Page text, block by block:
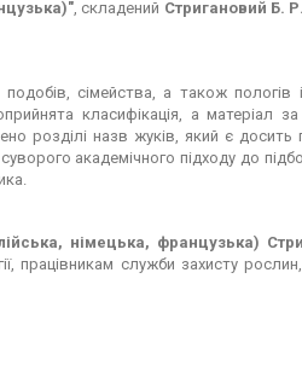
, складений Стригановий Б.
сімейства, а також пологів
класифікація, а матеріал
розділі назв жуків, який є досить
академічного підходу до
німецька, французька)
працівникам служби захисту